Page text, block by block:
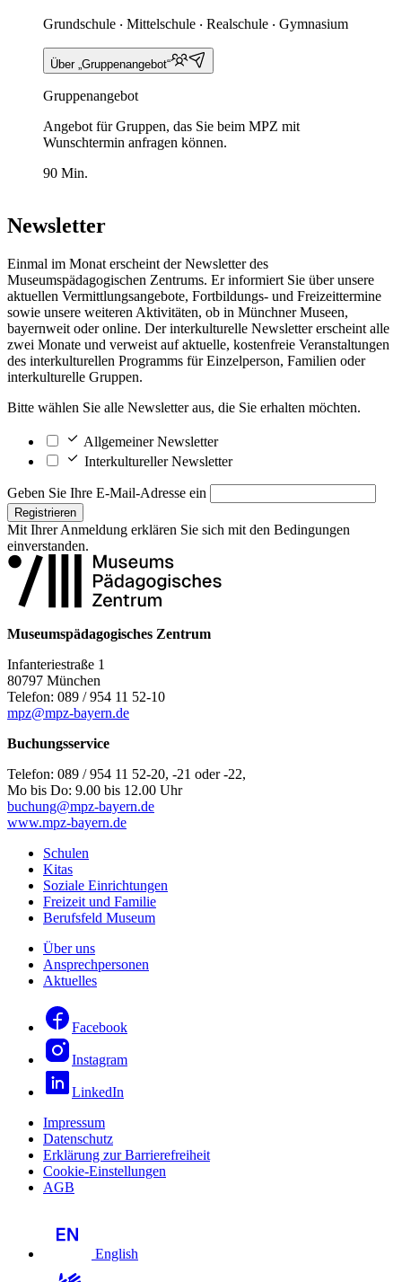
Grundschule ‧ Mittelschule ‧ Realschule ‧ Gymnasium
Über „Gruppenangebot“
Gruppenangebot
Angebot für Gruppen, das Sie beim MPZ mit
Wunschtermin anfragen können.
90 Min.
Newsletter
Einmal im Monat erscheint der Newsletter des
Museumspädagogischen Zentrums. Er informiert Sie über unsere
aktuellen Vermittlungsangebote, Fortbildungs- und Freizeittermine
sowie unsere weiteren Aktivitäten, ob in Münchner Museen,
bayernweit oder online. Der interkulturelle Newsletter erscheint alle
zwei Monate und verweist auf aktuelle, kostenfreie Veranstaltungen
des interkulturellen Programms für Einzelperson, Familien oder
interkulturelle Gruppen.
Bitte wählen Sie alle Newsletter aus, die Sie erhalten möchten.
Allgemeiner Newsletter
Interkultureller Newsletter
Geben Sie Ihre E-Mail-Adresse ein
Registrieren
Mit Ihrer Anmeldung erklären Sie sich mit den Bedingungen
einverstanden.
Museumspädagogisches Zentrum
Infanteriestraße 1
80797 München
Telefon: 089 / 954 11 52-10
mpz@mpz-bayern.de
Buchungsservice
Telefon: 089 / 954 11 52-20, -21 oder -22,
Mo bis Do: 9.00 bis 12.00 Uhr
buchung@mpz-bayern.de
www.mpz-bayern.de
Schulen
Kitas
Soziale Einrichtungen
Freizeit und Familie
Berufsfeld Museum
Über uns
Ansprechpersonen
Aktuelles
Facebook
Instagram
LinkedIn
Impressum
Datenschutz
Erklärung zur Barrierefreiheit
Cookie-Einstellungen
AGB
English